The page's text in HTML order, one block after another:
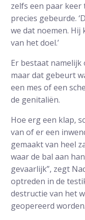
zelfs een paar
precies gebeurde.
we dat noemen. Hij
van het doel.’
Er bestaat
maar dat gebeurt
een mes of een
de genitaliën.
Hoe erg een klap,
van of er een
gemaakt van heel
waar de bal aan
gevaarlijk”, zegt
optreden in de
destructie van het
geopereerd